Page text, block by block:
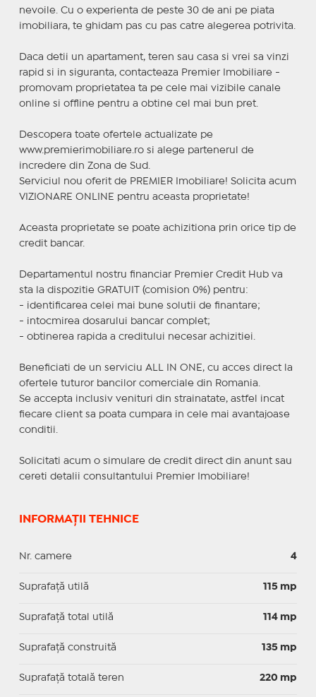
nevoile. Cu o experienta de peste 30 de ani pe piata
imobiliara, te ghidam pas cu pas catre alegerea potrivita.
Daca detii un apartament, teren sau casa si vrei sa vinzi
rapid si in siguranta, contacteaza Premier Imobiliare -
promovam proprietatea ta pe cele mai vizibile canale
online si offline pentru a obtine cel mai bun pret.
Descopera toate ofertele actualizate pe
www.premierimobiliare.ro si alege partenerul de
incredere din Zona de Sud.
Serviciul nou oferit de PREMIER Imobiliare! Solicita acum
VIZIONARE ONLINE pentru aceasta proprietate!
Aceasta proprietate se poate achizitiona prin orice tip de
credit bancar.
Departamentul nostru financiar Premier Credit Hub va
sta la dispozitie GRATUIT (comision 0%) pentru:
- identificarea celei mai bune solutii de finantare;
- intocmirea dosarului bancar complet;
- obtinerea rapida a creditului necesar achizitiei.
Beneficiati de un serviciu ALL IN ONE, cu acces direct la
ofertele tuturor bancilor comerciale din Romania.
Se accepta inclusiv venituri din strainatate, astfel incat
fiecare client sa poata cumpara in cele mai avantajoase
conditii.
Solicitati acum o simulare de credit direct din anunt sau
cereti detalii consultantului Premier Imobiliare!
INFORMAȚII TEHNICE
Nr. camere 4
Suprafaţă utilă 115 mp
Suprafaţă total utilă 114 mp
Suprafaţă construită 135 mp
Suprafață totală teren 220 mp